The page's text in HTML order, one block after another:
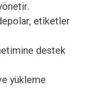
etiketler
destek
yükleme